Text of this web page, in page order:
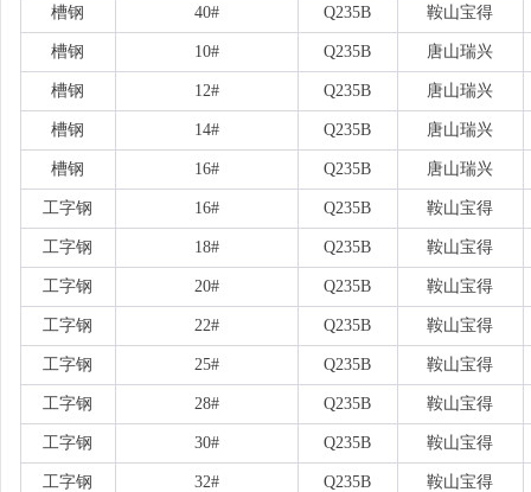
槽钢 40# Q235B 鞍山宝得
槽钢 10# Q235B 唐山瑞兴
槽钢 12# Q235B 唐山瑞兴
槽钢 14# Q235B 唐山瑞兴
槽钢 16# Q235B 唐山瑞兴
工字钢 16# Q235B 鞍山宝得
工字钢 18# Q235B 鞍山宝得
工字钢 20# Q235B 鞍山宝得
工字钢 22# Q235B 鞍山宝得
工字钢 25# Q235B 鞍山宝得
工字钢 28# Q235B 鞍山宝得
工字钢 30# Q235B 鞍山宝得
工字钢 32# Q235B 鞍山宝得